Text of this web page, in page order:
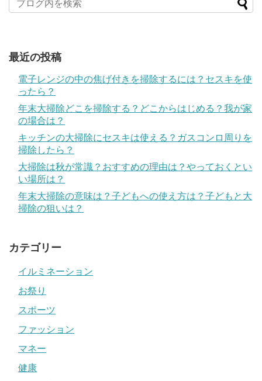
最近の投稿
電子レンジの中の焦げ付きを掃除するには？セスキを使
ったら？
年末大掃除どこを掃除する？どこからはじめる？我が家
の場合は？
キッチンの大掃除にセスキは使える？ガスコンロ周りを
掃除したら？
大掃除は秋が常識？おすすめの理由は？やっておくとい
い場所は？
年末大掃除の意味は？子どもへの使え方は？子どもと大
掃除の狙いは？
カテゴリー
イルミネーション
お祭り
スポーツ
ファッション
マネー
健康